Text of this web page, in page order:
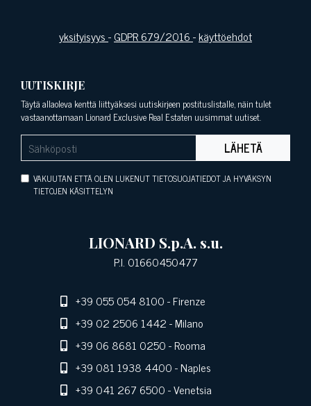
yksityisyys-GDPR 679/2016-käyttöehdot
UUTISKIRJE
Täytä allaoleva kenttä liittyäksesi uutiskirjeen postituslistalle, näin tulet
vastaanottamaan Lionard Exclusive Real Estaten uusimmat uutiset.
LÄHETÄ
VAKUUTAN ETTÄ OLEN LUKENUT TIETOSUOJATIEDOT JA HYVÄKSYN
TIETOJEN KÄSITTELYN
LIONARD S.p.A. s.u.
P.I. 01660450477
+39 055 054 8100- Firenze
+39 02 2506 1442- Milano
+39 06 8681 0250- Rooma
+39 081 1938 4400- Naples
+39 041 267 6500- Venetsia